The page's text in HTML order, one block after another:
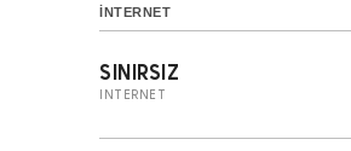
İNTERNET
SINIRSIZ
INTERNET